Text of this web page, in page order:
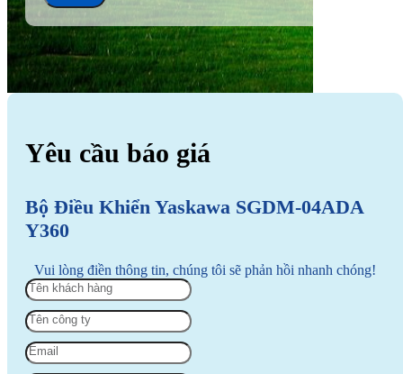
Yêu cầu báo giá
Bộ Điều Khiển Yaskawa SGDM-04ADA
Y360
Vui lòng điền thông tin, chúng tôi sẽ phản hồi nhanh chóng!